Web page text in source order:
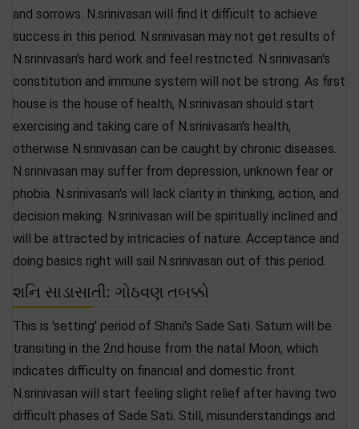
and sorrows. N.srinivasan will find it difficult to achieve
success in this period. N.srinivasan may not get results of
N.srinivasan's hard work and feel restricted. N.srinivasan's
constitution and immune system will not be strong. As first
house is the house of health, N.srinivasan should start
exercising and taking care of N.srinivasan's health,
otherwise N.srinivasan can be caught by chronic diseases.
N.srinivasan may suffer from depression, unknown fear or
phobia. N.srinivasan's will lack clarity in thinking, action, and
decision making. N.srinivasan will be spiritually inclined and
will be attracted by intricacies of nature. Acceptance and
doing basics right will sail N.srinivasan out of this period.
શનિ સાડાસાતી: ગોઠવણ તબક્કો
This is 'setting' period of Shani's Sade Sati. Saturn will be
transiting in the 2nd house from the natal Moon, which
indicates difficulty on financial and domestic front.
N.srinivasan will start feeling slight relief after having two
difficult phases of Sade Sati. Still, misunderstandings and